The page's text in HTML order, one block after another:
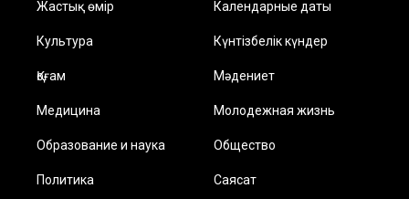
Жастық өмір Календарные даты
Культура Күнтізбелік күндер
Қоғам Мәдениет
Медицина Молодежная жизнь
Образование и наука Общество
Политика Саясат